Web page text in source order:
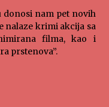
саобраћаја
donosi nam pet novih
nalaze krimi akcija sa
filma, kao i
prstenova”.